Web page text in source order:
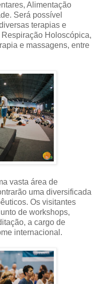
Alimentação
Será possível
terapias e
Holoscópica,
e massagens, entre
vasta área de
uma diversificada
Os visitantes
de workshops,
a cargo de
internacional.